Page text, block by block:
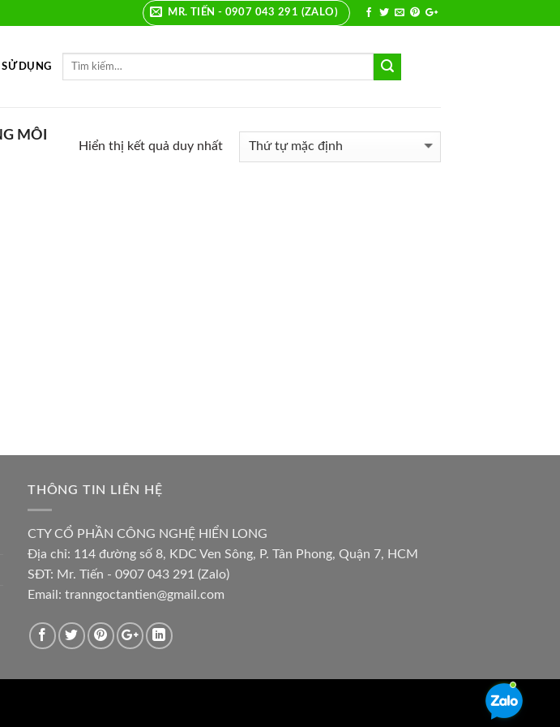
MR. TIẾN - 0907 043 291 (ZALO)
DỤNG
MÔI
Hiển thị kết quả duy nhất
THÔNG TIN LIÊN HỆ
CTY CỔ PHẦN CÔNG NGHỆ HIỂN LONG
Địa chỉ: 114 đường số 8, KDC Ven Sông, P. Tân Phong, Quận 7, HCM
SĐT: Mr. Tiến - 0907 043 291 (Zalo)
Email: tranngoctantien@gmail.com